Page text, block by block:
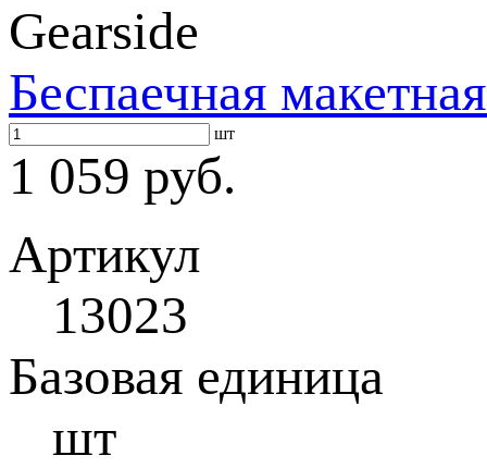
Gearside
Беспаечная
шт
1 059 руб.
Артикул
13023
Базовая единица
шт